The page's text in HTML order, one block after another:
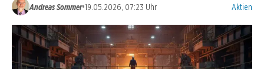
Andreas Sommer•19.05.2026, 07:23 Uhr Aktien